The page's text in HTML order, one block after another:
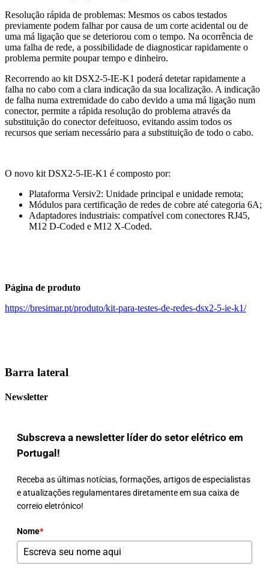
Resolução rápida de problemas: Mesmos os cabos testados
previamente podem falhar por causa de um corte acidental ou de
uma má ligação que se deteriorou com o tempo. Na ocorrência de
uma falha de rede, a possibilidade de diagnosticar rapidamente o
problema permite poupar tempo e dinheiro.
Recorrendo ao kit DSX2-5-IE-K1 poderá detetar rapidamente a
falha no cabo com a clara indicação da sua localização. A indicação
de falha numa extremidade do cabo devido a uma má ligação num
conector, permite a rápida resolução do problema através da
substituição do conector defeituoso, evitando assim todos os
recursos que seriam necessário para a substituição de todo o cabo.
O novo kit DSX2-5-IE-K1 é composto por:
Plataforma Versiv2: Unidade principal e unidade remota;
Módulos para certificação de redes de cobre até categoria 6A;
Adaptadores industriais: compatível com conectores RJ45,
M12 D-Coded e M12 X-Coded.
Página de produto
https://bresimar.pt/produto/kit-para-testes-de-redes-dsx2-5-ie-k1/
Barra lateral
Newsletter
Subscreva a newsletter líder do setor elétrico em
Portugal!
Receba as últimas notícias, formações, artigos de especialistas
e atualizações regulamentares diretamente em sua caixa de
correio eletrónico!
Nome*